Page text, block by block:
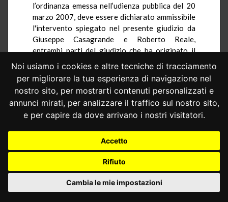
Noi usiamo i cookies e altre tecniche di tracciamento
per migliorare la tua esperienza di navigazione nel
nostro sito, per mostrarti contenuti personalizzati e
annunci mirati, per analizzare il traffico sul nostro sito,
e per capire da dove arrivano i nostri visitatori.
Accetto
Rifiuto
Cambia le mie impostazioni
l’ordinanza emessa nell’udienza pubblica del 20
marzo 2007, deve essere dichiarato ammissibile
l'intervento spiegato nel presente giudizio da
Giuseppe Casagrande e Roberto Reale,
entrambi parti del giudizio che ha originato il
presente conflitto.
Anche se di regola, nei giudizi per conflitto di
attribuzione non è ammesso l’intervento di
soggetti diversi da quelli legittimati a
promuovere il conflitto o a resistervi, tuttavia
può verificarsi che l’oggetto del conflitto sia
tale da coinvolgere, in modo immediato e
diretto, situazioni soggettive di terzi il cui
imprescindibilmente dall’esito del conflitto. In
tali casi questa Corte ritiene ammissibile
l’intervento di soggetti che, quali parti nel